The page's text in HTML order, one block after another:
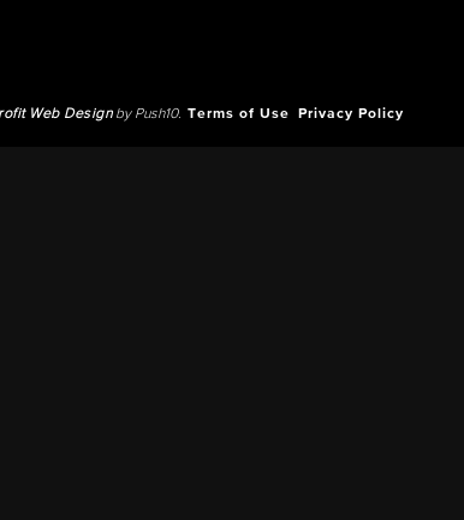
Web Designby Push10. Terms of Use Privacy Policy